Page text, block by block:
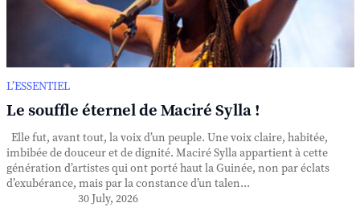
L’ESSENTIEL
Le souffle éternel de Maciré Sylla !
Elle fut, avant tout, la voix d’un peuple. Une voix claire, habitée,
imbibée de douceur et de dignité. Maciré Sylla appartient à cette
génération d’artistes qui ont porté haut la Guinée, non par éclats
d’exubérance, mais par la constance d’un talen...
30 July, 2026